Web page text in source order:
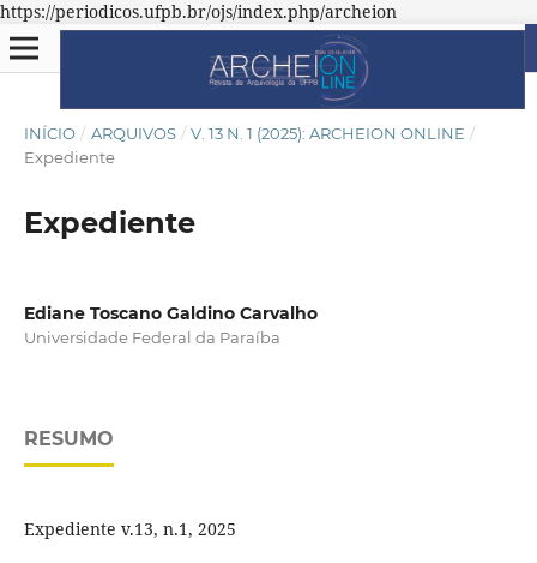
https://periodicos.ufpb.br/ojs/index.php/archeion
INÍCIO / ARQUIVOS / V. 13 N. 1 (2025): ARCHEION ONLINE /
Expediente
Expediente
Ediane Toscano Galdino Carvalho
Universidade Federal da Paraíba
RESUMO
Expediente v.13, n.1, 2025